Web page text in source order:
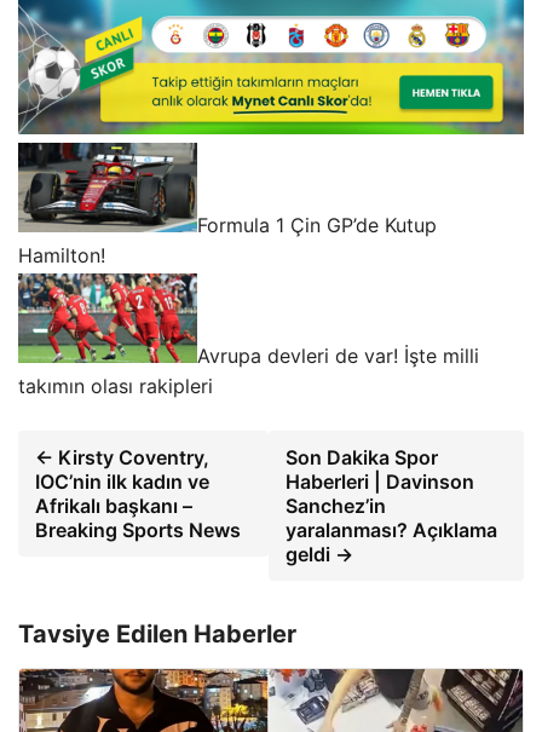
Formula 1 Çin GP’de Kutup
Hamilton!
Avrupa devleri de var! İşte milli
takımın olası rakipleri
← Kirsty Coventry,
IOC’nin ilk kadın ve
Afrikalı başkanı –
Breaking Sports News
Son Dakika Spor
Haberleri | Davinson
Sanchez’in
yaralanması? Açıklama
geldi →
Tavsiye Edilen Haberler